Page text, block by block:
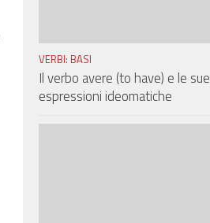
VERBI: BASI
Il verbo avere (to have) e le sue
espressioni ideomatiche